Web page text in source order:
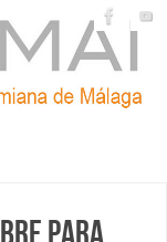
para